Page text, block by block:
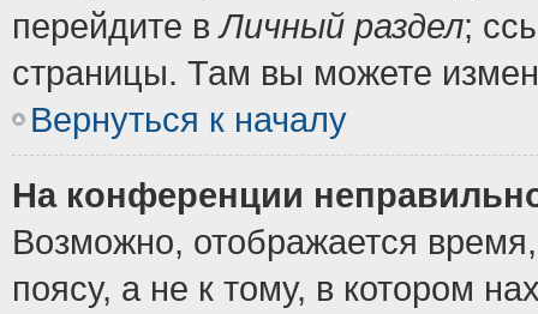
перейдите вЛичный раздел;
страницы. Там вы можете
Вернуться к началу
На конференции
Возможно, отображается
поясу, а не к тому, в котором